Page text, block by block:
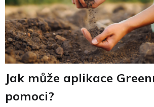
Jak může aplikace
pomoci?